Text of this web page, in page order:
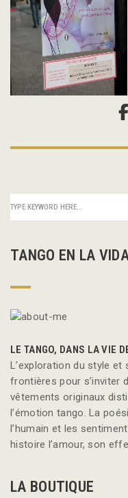
TANGO EN LA
LE TANGO, DANS LA VIE
L’exploration du style
frontières pour s’inviter
vêtements originaux
l’émotion tango. La
l’humain et les
histoire l’amour, son
LA BOUTIQUE